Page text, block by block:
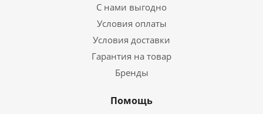
С нами выгодно
Условия оплаты
Условия доставки
Гарантия на товар
Бренды
Помощь